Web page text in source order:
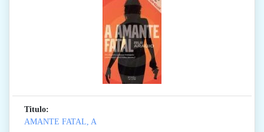
Titulo:
AMANTE FATAL, A